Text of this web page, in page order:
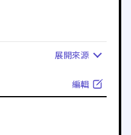
展開來源
編輯